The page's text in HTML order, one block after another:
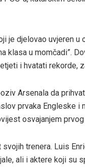
je djelovao uvjeren
klasa u momčadi”.
i hvatati rekorde,
Arsenala da
prvaka Engleske
osvajanjem
trenera. Luis
ali i aktere koji su